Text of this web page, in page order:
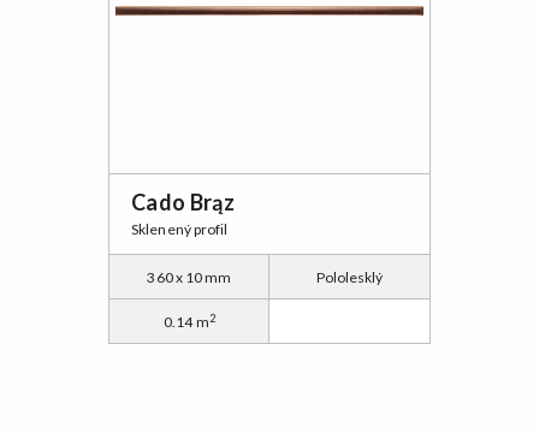
Cado Brąz
Sklenený profil
360 x 10 mm Pololesklý
0.14 m2